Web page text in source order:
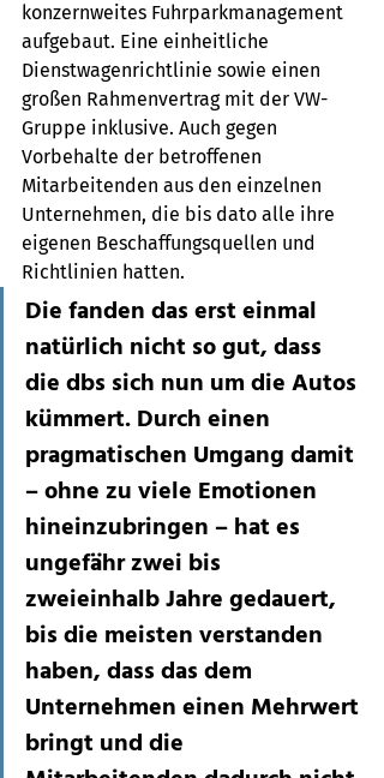
konzernweites Fuhrparkmanagement
aufgebaut. Eine einheitliche
Dienstwagenrichtlinie sowie einen
großen Rahmenvertrag mit der VW-
Gruppe inklusive. Auch gegen
Vorbehalte der betroffenen
Mitarbeitenden aus den einzelnen
Unternehmen, die bis dato alle ihre
eigenen Beschaffungsquellen und
Richtlinien hatten.
Die fanden das erst einmal
natürlich nicht so gut, dass
die dbs sich nun um die Autos
kümmert. Durch einen
pragmatischen Umgang damit
– ohne zu viele Emotionen
hineinzubringen – hat es
ungefähr zwei bis
zweieinhalb Jahre gedauert,
bis die meisten verstanden
haben, dass das dem
Unternehmen einen Mehrwert
bringt und die